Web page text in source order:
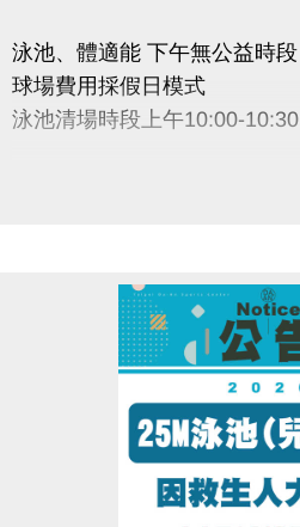
泳池、體適能 下午無公益時段
球場費用採假日模式
泳池清場時段上午10:00-10:30